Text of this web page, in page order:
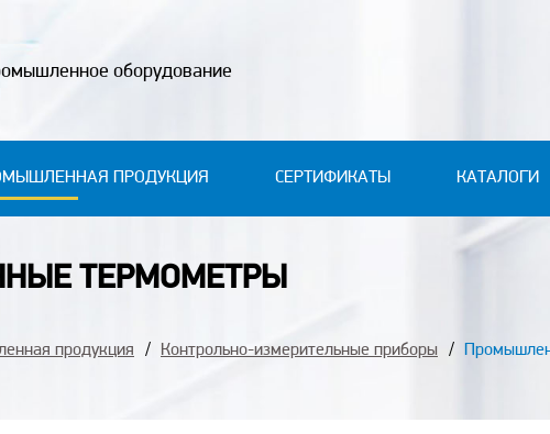
оборудование
ПРОДУКЦИЯ СЕРТИФИКАТЫ КАТАЛОГИ
ТЕРМОМЕТРЫ
продукция Контрольно-измерительные приборы